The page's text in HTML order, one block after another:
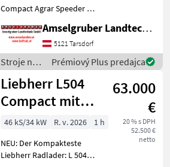
Compact Agrar Speeder mit
AUSTRIA! Die neueste
Generation der Liebherr
Compactlader ist da.
Zusätzlich zur bereit
Amselgruber Landtechnik GmbH
5121 Tarsdorf
Stroje na
stavbu /
Liebherr
Prémiový Plus predajca
Liebherr L504
Compact mit
Österreichpaket
63.000
€
20 % s DPH
52.500 €
netto
46 kS/34 kW R. v. 2026
1 h
NEU: Der Kompakteste
Liebherr Radlader: L 504